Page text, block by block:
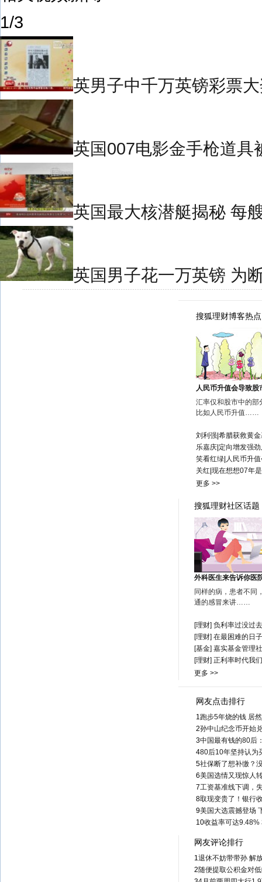
1/3
英男子中千万英镑彩票
英国007电影金手枪道具
英国最大核潜艇揭秘 每
英国男子花一万英镑 为
搜狐理财博客热点
人民币升值会导致股
汇率仅和股市中的部
比如人民币升值……
刘利强 希腊获救黄
乐嘉庆 定向增发强
笑看红绿 人民币升
关红 现在想想07年
更多 >>
搜狐理财社区话题
外科医生来告诉你医
同样的病，患者不同
通的感冒来讲……
[理财] 负利率过没过
[理财] 在最困难的日
[基金] 嘉实基金管理
[理财] 正利率时代我
更多 >>
网友点击排行
1跑步5年烧的钱 居
2孙中山纪念币开始
3中国最有钱的80后
480后10年坚持认为
5社保断了想补缴？
6美国选情又现惊人
7工资基准线下调，
8取现变贵了！银行
9美国大选震撼登场
10收益率可达9.48%
网友评论排行
1退休不妨带带孙 解
2随便提取公积金对